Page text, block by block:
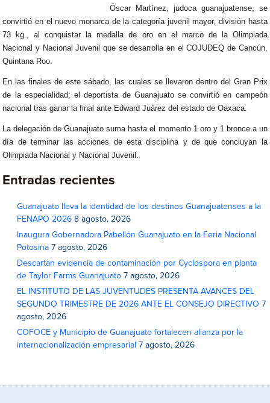
Óscar Martínez, judoca guanajuatense, se
convirtió en el nuevo monarca de la categoría juvenil mayor, división hasta
73 kg., al conquistar la medalla de oro en el marco de la Olimpiada
Nacional y Nacional Juvenil que se desarrolla en el COJUDEQ de Cancún,
Quintana Roo.
En las finales de este sábado, las cuales se llevaron dentro del Gran Prix
de la especialidad; el deportista de Guanajuato se convirtió en campeón
nacional tras ganar la final ante Edward Juárez del estado de Oaxaca.
La delegación de Guanajuato suma hasta el momento 1 oro y 1 bronce a un
día de terminar las acciones de esta disciplina y de que concluyan la
Olimpiada Nacional y Nacional Juvenil.
Entradas recientes
Guanajuato lleva la identidad de los destinos Guanajuatenses a la
FENAPO 2026 8 agosto, 2026
Inaugura Gobernadora Pabellón Guanajuato en la Feria Nacional
Potosina 7 agosto, 2026
Descartan evidencia de contaminación por Cyclospora en planta
de Taylor Farms Guanajuato 7 agosto, 2026
EL INSTITUTO DE LAS JUVENTUDES PRESENTA AVANCES DEL
SEGUNDO TRIMESTRE DE 2026 ANTE EL CONSEJO DIRECTIVO 7
agosto, 2026
COFOCE y Municipio de Guanajuato fortalecen alianza por la
internacionalización empresarial 7 agosto, 2026